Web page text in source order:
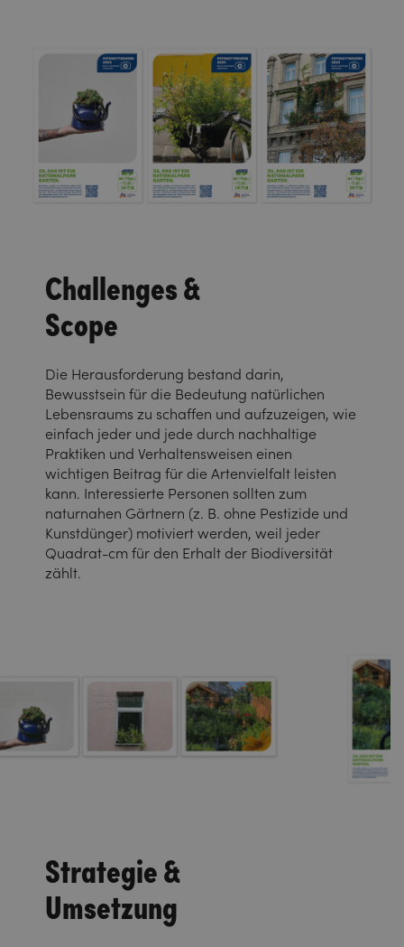
Challenges &
Scope
Die Herausforderung bestand darin,
Bewusstsein für die Bedeutung natürlichen
Lebensraums zu schaffen und aufzuzeigen, wie
einfach jeder und jede durch nachhaltige
Praktiken und Verhaltensweisen einen
wichtigen Beitrag für die Artenvielfalt leisten
kann. Interessierte Personen sollten zum
naturnahen Gärtnern (z. B. ohne Pestizide und
Kunstdünger) motiviert werden, weil jeder
Quadrat-cm für den Erhalt der Biodiversität
zählt.
Strategie &
Umsetzung